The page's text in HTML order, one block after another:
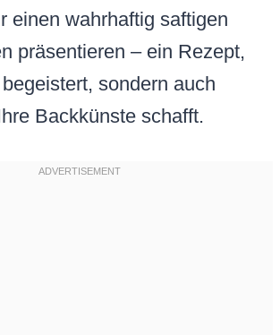
einen wahrhaftig saftigen
präsentieren – ein Rezept,
sondern auch
Backkünste schafft.